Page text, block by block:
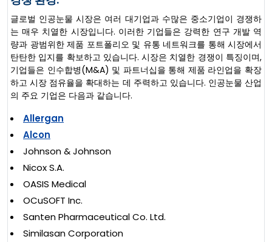
글로벌 인공눈물 시장은 여러 대기업과 수많은 중소기업이 경쟁하
는 매우 치열한 시장입니다. 이러한 기업들은 강력한 연구 개발 역
량과 광범위한 제품 포트폴리오 및 유통 네트워크를 통해 시장에서
탄탄한 입지를 확보하고 있습니다. 시장은 치열한 경쟁이 특징이며,
기업들은 인수합병(M&A) 및 파트너십을 통해 제품 라인업을 확장
하고 시장 점유율을 확대하는 데 주력하고 있습니다. 인공눈물 산업
의 주요 기업은 다음과 같습니다.
Allergan
Alcon
Johnson & Johnson
Nicox S.A.
OASIS Medical
OCuSOFT Inc.
Santen Pharmaceutical Co. Ltd.
Similasan Corporation